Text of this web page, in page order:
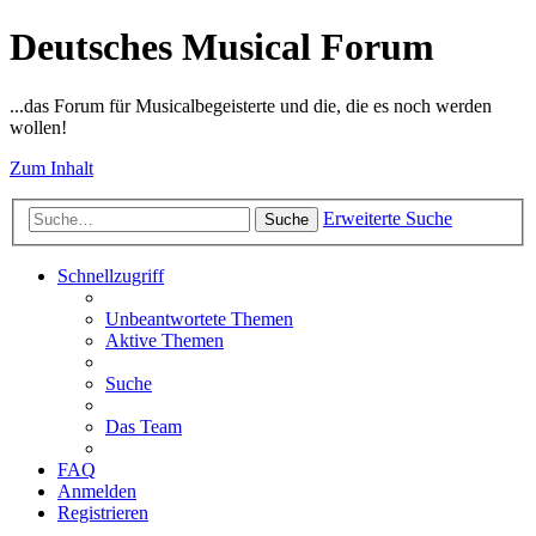
Deutsches Musical Forum
...das Forum für Musicalbegeisterte und die, die es noch werden
wollen!
Zum Inhalt
Suche Erweiterte Suche
Schnellzugriff
Unbeantwortete Themen
Aktive Themen
Suche
Das Team
FAQ
Anmelden
Registrieren